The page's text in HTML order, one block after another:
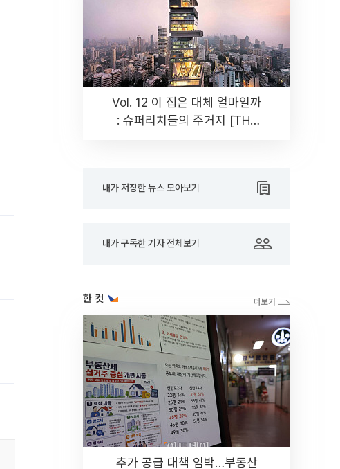
Vol. 12 이 집은 대체 얼마일까
: 슈퍼리치들의 주거지 [THE
내가 저장한 뉴스 모아보기
내가 구독한 기자 전체보기
한 컷
추가 공급 대책 임박…부동산